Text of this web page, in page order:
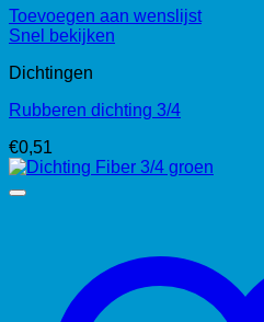
Toevoegen aan wenslijst
Snel bekijken
Dichtingen
Rubberen dichting 3/4
€0,51